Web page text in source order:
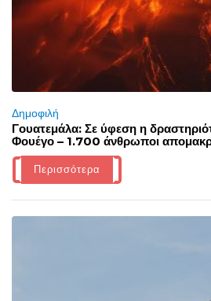
Δημοφιλή
Γουατεμάλα: Σε ύφεση η
Φουέγο – 1.700 άνθρωποι
Περισσότερα